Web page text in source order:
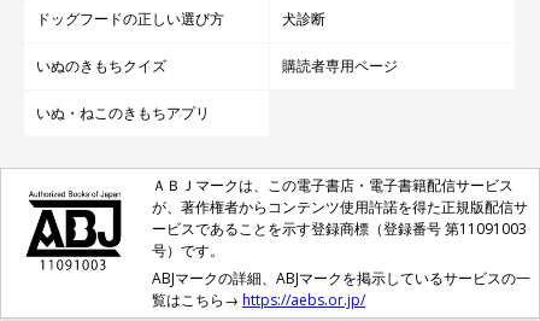
ドッグフードの正しい選び方 犬診断
いぬのきもちクイズ 購読者専用ページ
いぬ・ねこのきもちアプリ
ＡＢＪマークは、この電子書店・電子書籍配信サービス
が、著作権者からコンテンツ使用許諾を得た正規版配信サ
ービスであることを示す登録商標（登録番号 第11091003
号）です。
ABJマークの詳細、ABJマークを掲示しているサービスの一
覧はこちら→ https://aebs.or.jp/